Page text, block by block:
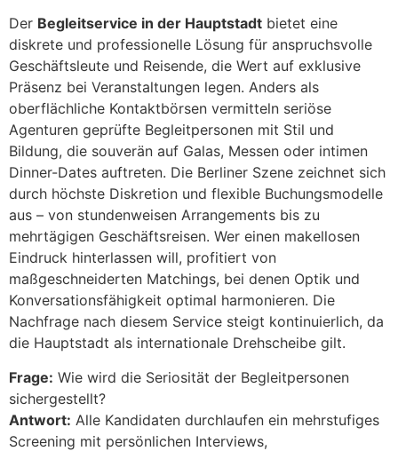
Der Begleitservice in der Hauptstadt bietet eine
diskrete und professionelle Lösung für anspruchsvolle
Geschäftsleute und Reisende, die Wert auf exklusive
Präsenz bei Veranstaltungen legen. Anders als
oberflächliche Kontaktbörsen vermitteln seriöse
Agenturen geprüfte Begleitpersonen mit Stil und
Bildung, die souverän auf Galas, Messen oder intimen
Dinner-Dates auftreten. Die Berliner Szene zeichnet sich
durch höchste Diskretion und flexible Buchungsmodelle
aus – von stundenweisen Arrangements bis zu
mehrtägigen Geschäftsreisen. Wer einen makellosen
Eindruck hinterlassen will, profitiert von
maßgeschneiderten Matchings, bei denen Optik und
Konversationsfähigkeit optimal harmonieren. Die
Nachfrage nach diesem Service steigt kontinuierlich, da
die Hauptstadt als internationale Drehscheibe gilt.
Frage: Wie wird die Seriosität der Begleitpersonen
sichergestellt?
Antwort: Alle Kandidaten durchlaufen ein mehrstufiges
Screening mit persönlichen Interviews,